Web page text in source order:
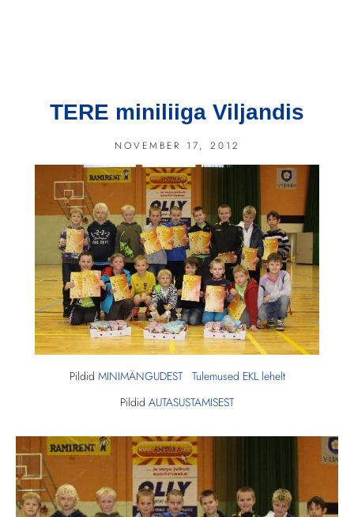
TERE miniliiga Viljandis
NOVEMBER 17, 2012
Pildid MINIMÄNGUDEST
Tulemused EKL lehelt
Pildid AUTASUSTAMISEST